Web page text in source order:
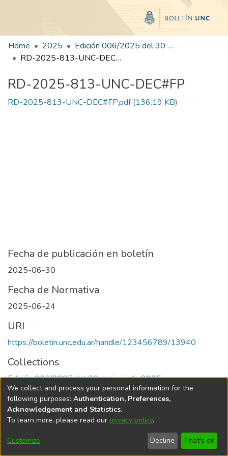
Home 2025
Edición 006/2025 del 30 de junio de 2025
RD-2025-813-UNC-DEC#FP
RD-2025-813-UNC-DEC#FP
RD-2025-813-UNC-DEC#FP.pdf(136.19 KB)
Fecha de publicación en boletín
2025-06-30
Fecha de Normativa
2025-06-24
URI
https://boletin.unc.edu.ar/handle/123456789/13940
Collections
Edición 006/2025 del 30 de junio de 2025
Universidad Nacional de Córdoba
We collect and process your personal information for the
following purposes: Authentication, Preferences,
Acknowledgement and Statistics.
To learn more, please read our privacy policy.
Customize Decline That's ok